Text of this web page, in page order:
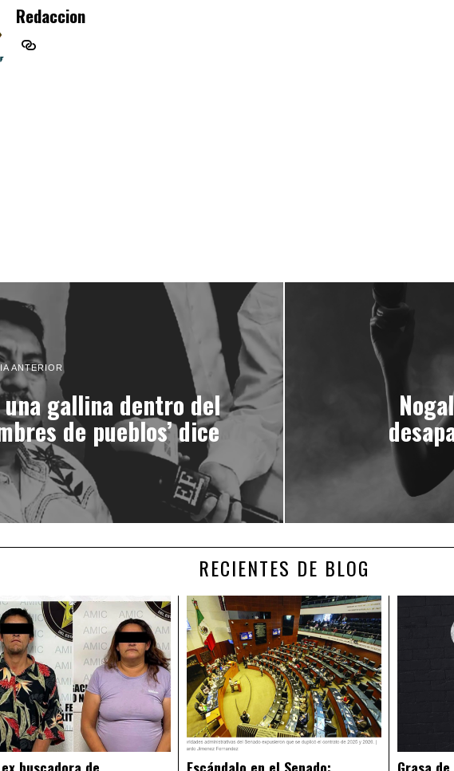
Redaccion
ANTERIOR
gallina dentro del
de pueblos’ dice
RECIENTES DE BLOG
buscadora de Escándalo en el Senado: Grasa